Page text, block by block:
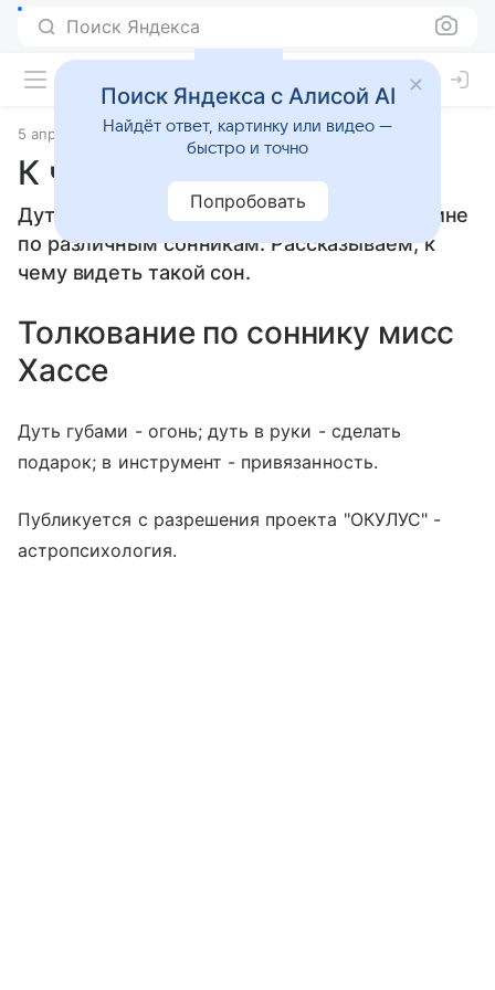
Поиск Яндекса
5 апреля 2010 Сонники
К чему снится Дуть
Дуть: толкование сна женщине или мужчине
по различным сонникам. Рассказываем, к
чему видеть такой сон.
Толкование по соннику мисс
Хассе
Дуть губами - огонь; дуть в руки - сделать
подарок; в инструмент - привязанность.
Публикуется с разрешения проекта "ОКУЛУС" -
астропсихология.
Поиск Яндекса с Алисой AI
Найдёт ответ, картинку или видео —
быстро и точно
Попробовать